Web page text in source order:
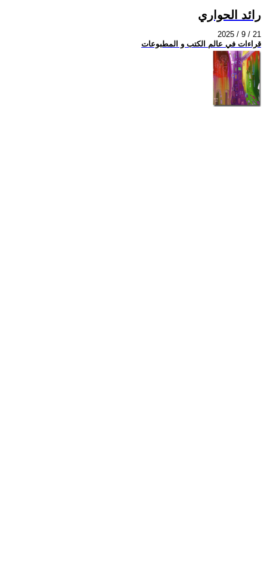
رائد الحواري
2025 / 9 / 21
قراءات في عالم الكتب و المطبوعات